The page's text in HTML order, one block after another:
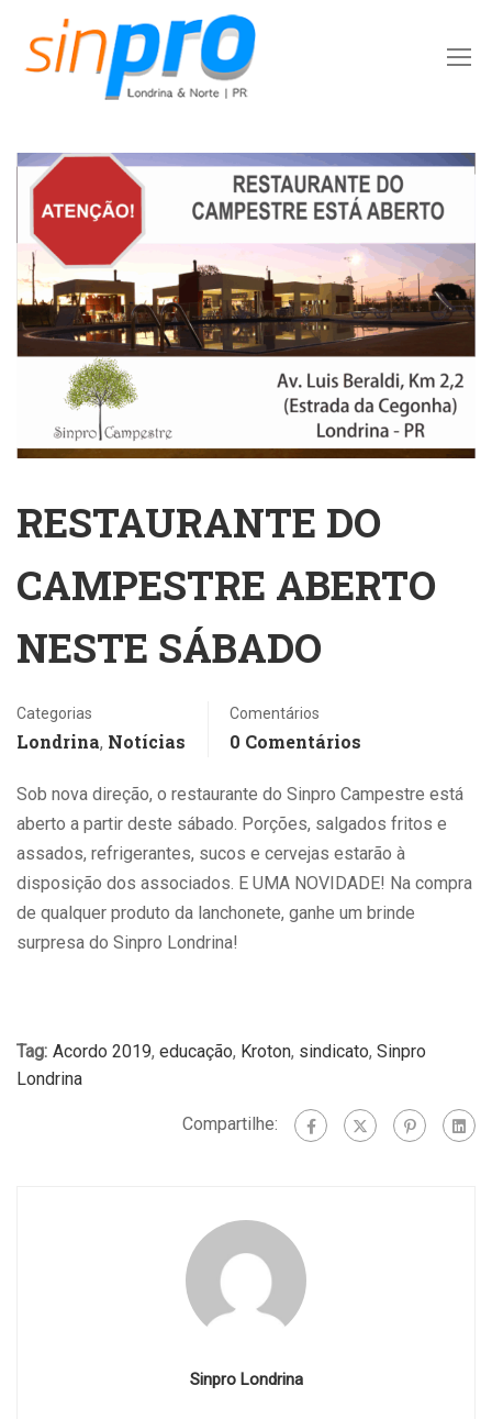
RESTAURANTE DO
CAMPESTRE ABERTO
NESTE SÁBADO
Categorias
Londrina, Notícias
Comentários
0 Comentários
Sob nova direção, o restaurante do Sinpro Campestre está
aberto a partir deste sábado. Porções, salgados fritos e
assados, refrigerantes, sucos e cervejas estarão à
disposição dos associados. E UMA NOVIDADE! Na compra
de qualquer produto da lanchonete, ganhe um brinde
surpresa do Sinpro Londrina!
Tag: Acordo 2019, educação, Kroton, sindicato, Sinpro
Londrina
Compartilhe:
Sinpro Londrina